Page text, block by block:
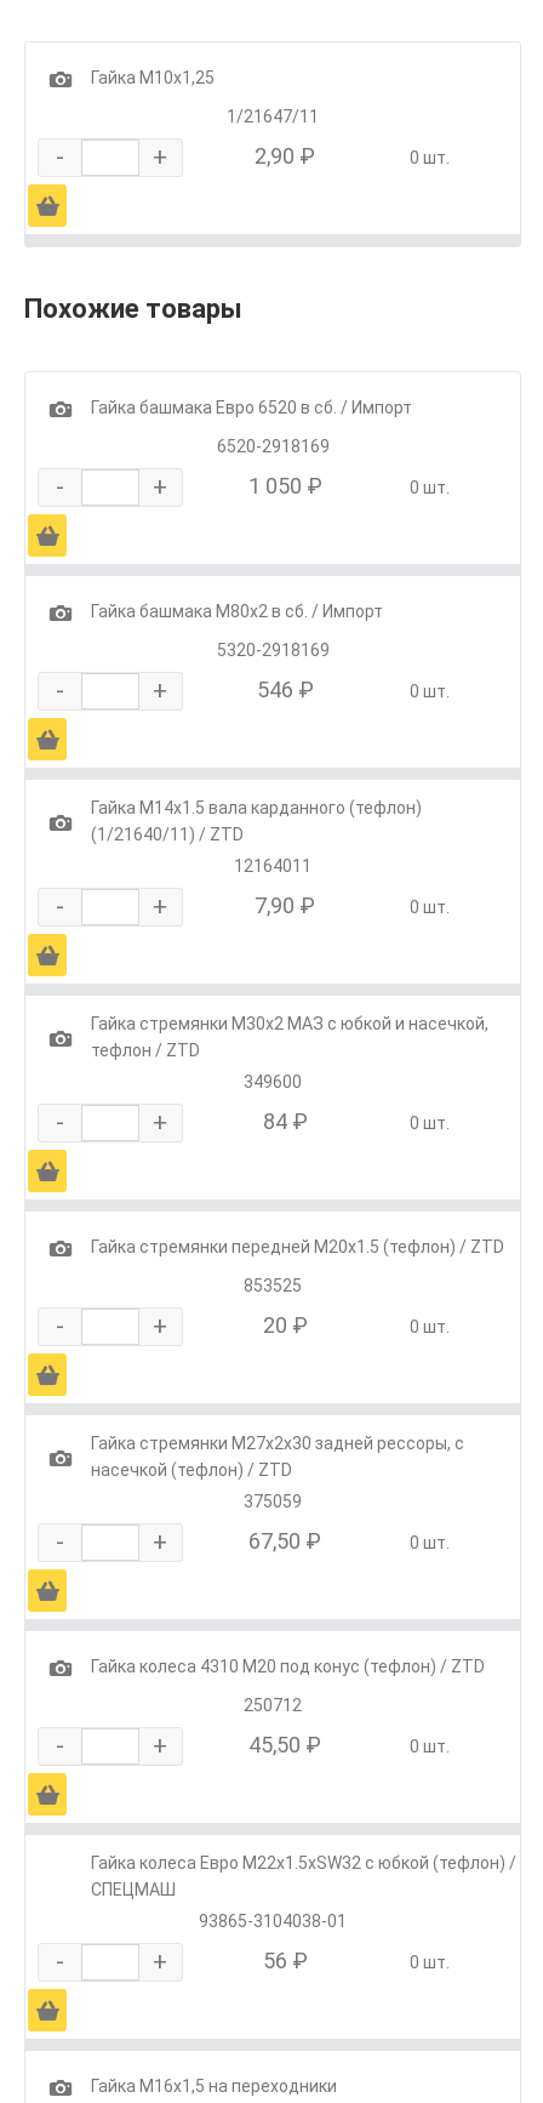
1
Гайка М10х1,25
1/21647/11
- + 2,90 ₽ 0 шт.
Ä
Похожие товары
1
Гайка башмака Евро 6520 в сб. / Импорт
6520-2918169
- + 1 050 ₽ 0 шт.
Ä
1
Гайка башмака М80х2 в сб. / Импорт
5320-2918169
- + 546 ₽ 0 шт.
Ä
1
Гайка М14х1.5 вала карданного (тефлон)
(1/21640/11) / ZTD
12164011
- + 7,90 ₽ 0 шт.
Ä
1
Гайка стремянки М30х2 МАЗ с юбкой и насечкой,
тефлон / ZTD
349600
- + 84 ₽ 0 шт.
Ä
1
Гайка стремянки передней М20х1.5 (тефлон) / ZTD
853525
- + 20 ₽ 0 шт.
Ä
1
Гайка стремянки М27х2х30 задней рессоры, с
насечкой (тефлон) / ZTD
375059
- + 67,50 ₽ 0 шт.
Ä
1
Гайка колеса 4310 М20 под конус (тефлон) / ZTD
250712
- + 45,50 ₽ 0 шт.
Ä
Гайка колеса Евро М22х1.5хSW32 с юбкой (тефлон) /
СПЕЦМАШ
93865-3104038-01
- + 56 ₽ 0 шт.
Ä
1
Гайка М16х1,5 на переходники